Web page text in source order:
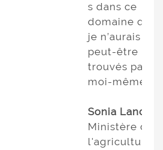
s dans ce
domaine que
je n’aurais
peut-être pas
trouvés par
moi-même. »
Sonia Landry
Ministère de
l'agriculture,